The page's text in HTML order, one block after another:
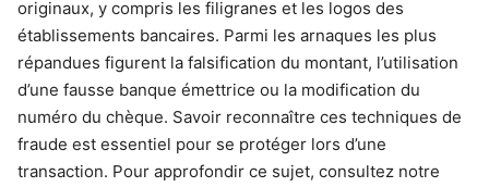
originaux, y compris les filigranes et les logos des
établissements bancaires. Parmi les arnaques les plus
répandues figurent la falsification du montant, l’utilisation
d’une fausse banque émettrice ou la modification du
numéro du chèque. Savoir reconnaître ces techniques de
fraude est essentiel pour se protéger lors d’une
transaction. Pour approfondir ce sujet, consultez notre